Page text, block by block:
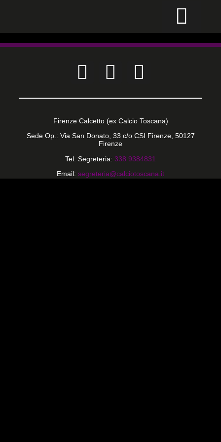
Firenze Calcetto (ex Calcio Toscana)
Sede Op.: Via San Donato, 33 c/o CSI Firenze, 50127
Firenze
Tel. Segreteria: 338 9384831
Email: segreteria@calciotoscana.it